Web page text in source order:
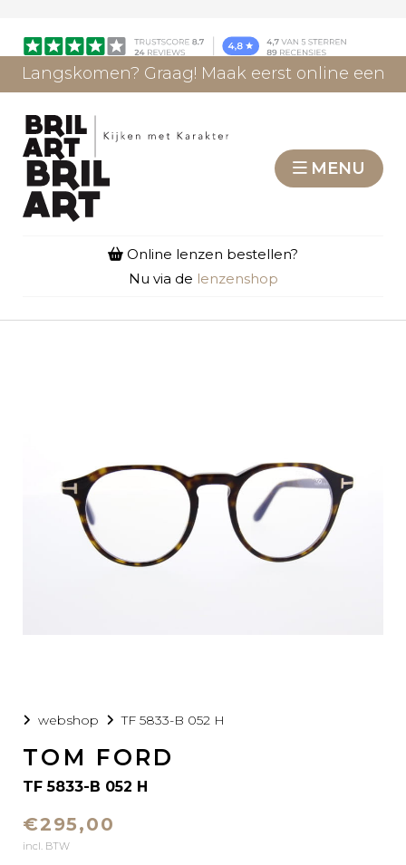
Langskomen? Graag! Maak eerst online een
MENU
Online lenzen bestellen?
Nu via de lenzenshop
webshop TF 5833-B 052 H
TOM FORD
TF 5833-B 052 H
€295,00
incl. BTW